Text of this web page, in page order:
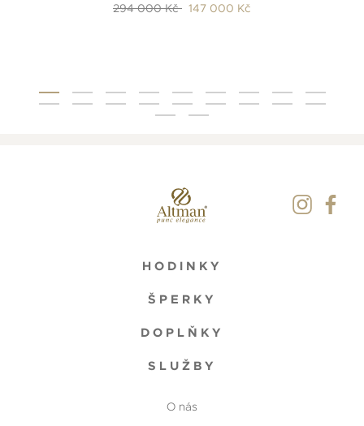
294 000 Kč 147 000 Kč
HODINKY
ŠPERKY
DOPLŇKY
SLUŽBY
O nás